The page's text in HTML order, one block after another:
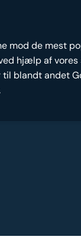
mod de mest
hjælp af vores
blandt andet